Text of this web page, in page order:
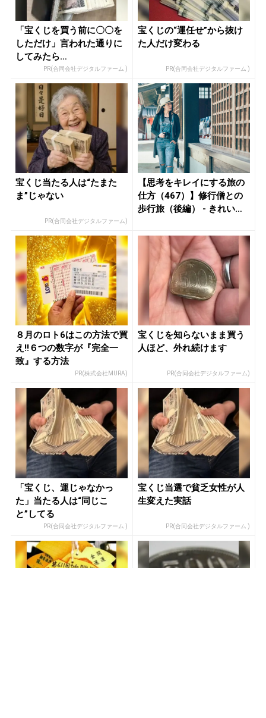
「宝くじを買う前に〇〇を
しただけ」言われた通りに
してみたら…
PR(合同会社デジタルファーム )
宝くじの“運任せ”から抜け
た人だけ変わる
PR(合同会社デジタルファーム )
宝くじ当たる人は“たまた
ま”じゃない
PR(合同会社デジタルファーム)
【思考をキレイにする旅の
仕方（467）】修行僧との
歩行旅（後編） - きれいの
８月のロト6はこの方法で買
え!!６つの数字が『完全一
致』する方法
PR(株式会社MURA)
宝くじを知らないまま買う
人ほど、外れ続けます
PR(合同会社デジタルファーム)
「宝くじ、運じゃなかっ
た」当たる人は“同じこ
と”してる
PR(合同会社デジタルファーム )
宝くじ当選で貧乏女性が人
生変えた実話
PR(合同会社デジタルファーム )